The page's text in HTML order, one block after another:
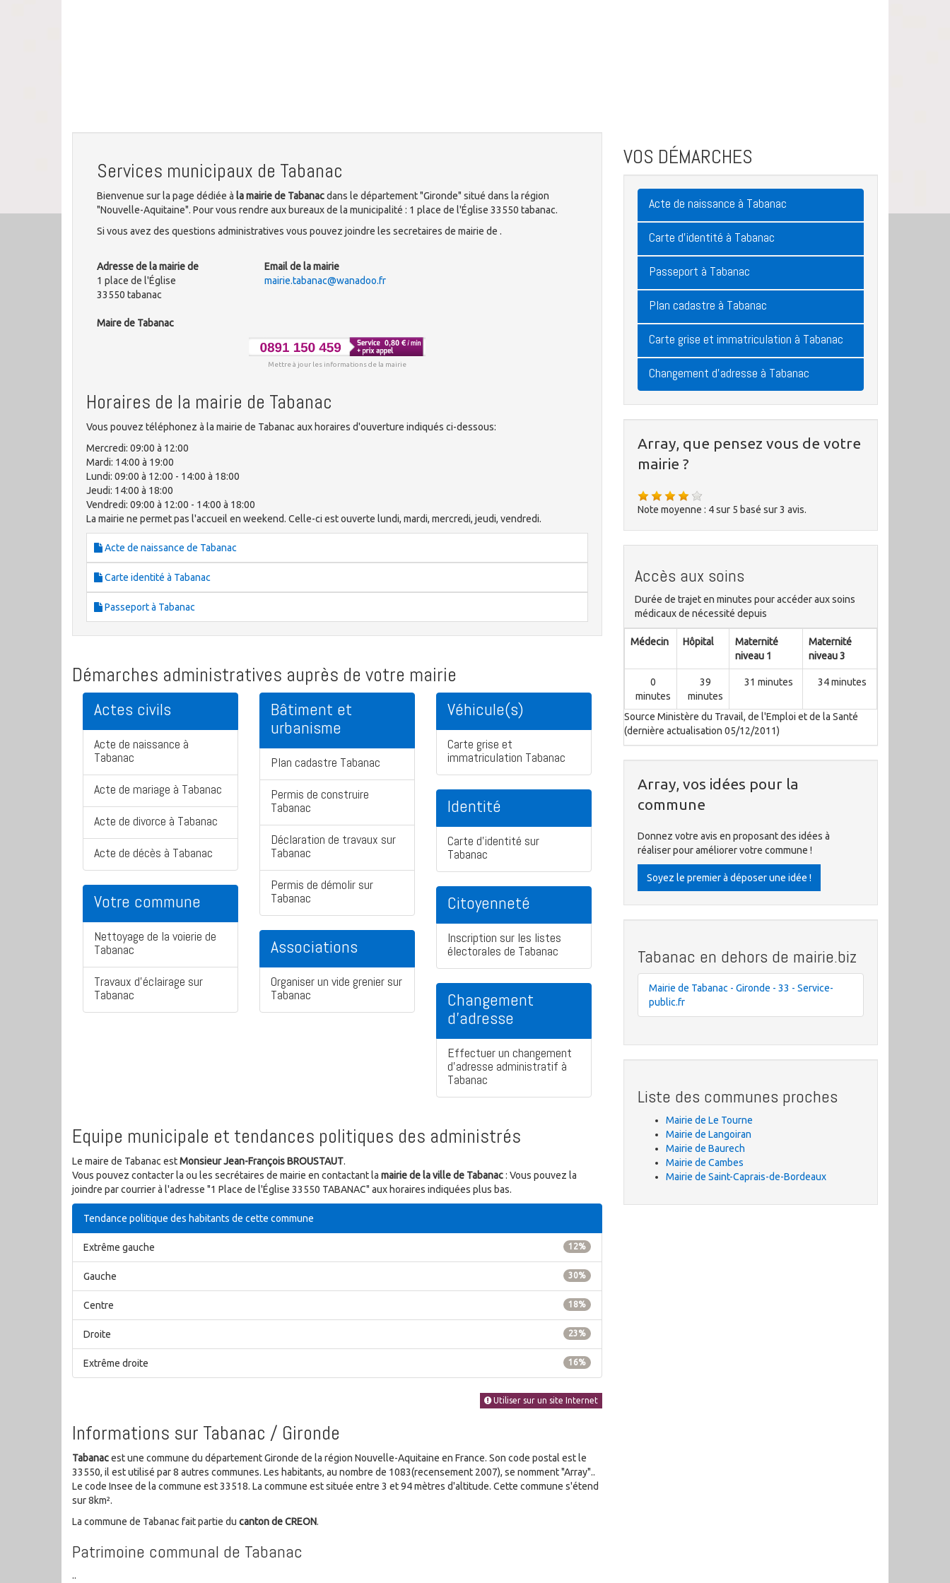
Services municipaux de Tabanac
Bienvenue sur la page dédiée à la mairie de Tabanacdans le département "Gironde" situé dans la région
"Nouvelle-Aquitaine". Pour vous rendre aux bureaux de la municipalité : 1 place de l'Église 33550 tabanac.
Si vous avez des questions administratives vous pouvez joindre les secretaires de mairie de .
Adresse de la mairie de
1 place de l'Église
33550 tabanac
Maire de Tabanac
Email de la mairie
mairie.tabanac@wanadoo.fr
Mettre à jour les informations de la mairie
Horaires de la mairie de Tabanac
Vous pouvez téléphonez à la mairie de Tabanac aux horaires d'ouverture indiqués ci-dessous:
Mercredi: 09:00 à 12:00
Mardi: 14:00 à 19:00
Lundi: 09:00 à 12:00 - 14:00 à 18:00
Jeudi: 14:00 à 18:00
Vendredi: 09:00 à 12:00 - 14:00 à 18:00
La mairie ne permet pas l'accueil en weekend. Celle-ci est ouverte lundi, mardi, mercredi, jeudi, vendredi.
Acte de naissance de Tabanac
Carte identité à Tabanac
Passeport à Tabanac
Démarches administratives auprès de votre mairie
Actes civils
Acte de naissance à
Tabanac
Acte de mariage à Tabanac
Acte de divorce à Tabanac
Acte de décès à Tabanac
Votre commune
Nettoyage de la voierie de
Tabanac
Travaux d'éclairage sur
Tabanac
Bâtiment et
urbanisme
Plan cadastre Tabanac
Permis de construire
Tabanac
Déclaration de travaux sur
Tabanac
Permis de démolir sur
Tabanac
Associations
Organiser un vide grenier sur
Tabanac
Véhicule(s)
Carte grise et
immatriculation Tabanac
Identité
Carte d'identité sur
Tabanac
Citoyenneté
Inscription sur les listes
électorales de Tabanac
Changement
d'adresse
Effectuer un changement
d'adresse administratif à
Tabanac
Equipe municipale et tendances politiques des administrés
Le maire de Tabanac estMonsieur Jean-François BROUSTAUT.
Vous pouvez contacter la ou les secrétaires de mairie en contactant la mairie de la ville de Tabanac: Vous pouvez la
joindre par courrier à l'adresse "1 Place de l'Église 33550 TABANAC" aux horaires indiquées plus bas.
Tendance politique des habitants de cette commune
12%
Extrême gauche
30%
Gauche
18%
Centre
23%
Droite
16%
Extrême droite
Utiliser sur un site Internet
Informations sur Tabanac / Gironde
Tabanacest une commune du département Gironde de la région Nouvelle-Aquitaine en France. Son code postal est le
33550, il est utilisé par 8 autres communes. Les habitants, au nombre de 1083(recensement 2007), se nomment "Array"..
Le code Insee de la commune est 33518. La commune est située entre 3 et 94 mètres d'altitude. Cette commune s'étend
sur 8km².
La commune de Tabanac fait partie du canton de CREON.
Patrimoine communal de Tabanac
..
VOS DÉMARCHES
Acte de naissance à Tabanac
Carte d'identité à Tabanac
Passeport à Tabanac
Plan cadastre à Tabanac
Carte grise et immatriculation à Tabanac
Changement d'adresse à Tabanac
Array, que pensez vous de votre
mairie ?
Note moyenne : 4sur 5 basé sur3 avis.
Accès aux soins
Durée de trajet en minutes pour accéder aux soins
médicaux de nécessité depuis
Médecin Hôpital
Maternité
niveau 1
Maternité
niveau 3
0
minutes
39
minutes
31 minutes 34 minutes
Source Ministère du Travail, de l'Emploi et de la Santé
(dernière actualisation 05/12/2011)
Array, vos idées pour la
commune
Donnez votre avis en proposant des idées à
réaliser pour améliorer votre commune !
Soyez le premier à déposer une idée !
Tabanac en dehors de mairie.biz
Mairie de Tabanac - Gironde - 33 - Service-
public.fr
Liste des communes proches
Mairie de Le Tourne
Mairie de Langoiran
Mairie de Baurech
Mairie de Cambes
Mairie de Saint-Caprais-de-Bordeaux